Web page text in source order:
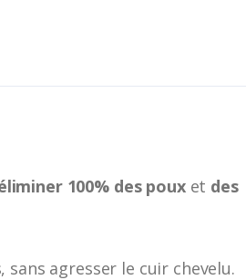
100% des poux et des
agresser le cuir chevelu.